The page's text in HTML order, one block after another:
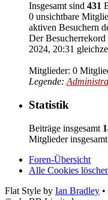
Insgesamt sind 431
0 unsichtbare
aktiven Besuchern
Der Besucherrekord
2024, 20:31
Mitglieder: 0
Legende:
Statistik
Beiträge insgesamt
Mitglieder insgesamt
Foren-Übersicht
Alle Cookies
Flat Style by Ian Bradley